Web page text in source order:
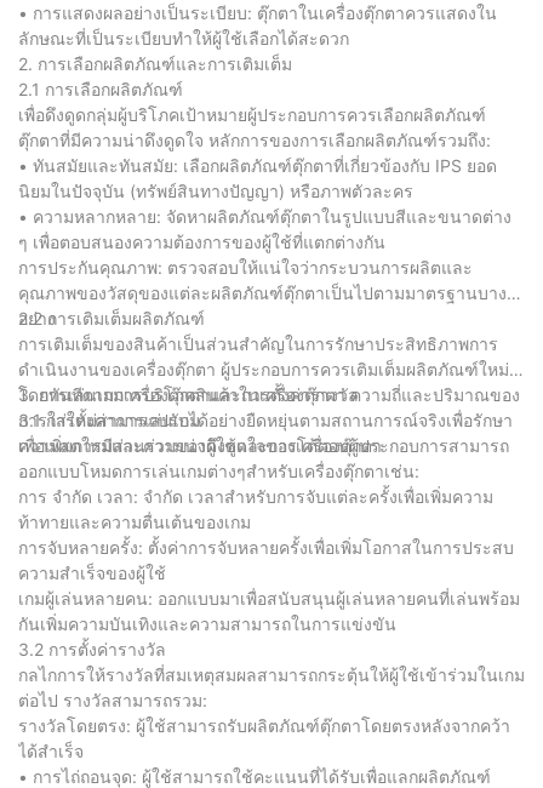
• การแสดงผลอย่างเป็นระเบียบ: ตุ๊กตาในเครื่องตุ๊กตาควรแสดงใน
ลักษณะที่เป็นระเบียบทำให้ผู้ใช้เลือกได้สะดวก
2. การเลือกผลิตภัณฑ์และการเติมเต็ม
2.1 การเลือกผลิตภัณฑ์
เพื่อดึงดูดกลุ่มผู้บริโภคเป้าหมายผู้ประกอบการควรเลือกผลิตภัณฑ์
ตุ๊กตาที่มีความน่าดึงดูดใจ หลักการของการเลือกผลิตภัณฑ์รวมถึง:
• ทันสมัยและทันสมัย: เลือกผลิตภัณฑ์ตุ๊กตาที่เกี่ยวข้องกับ IPS ยอด
นิยมในปัจจุบัน (ทรัพย์สินทางปัญญา) หรือภาพตัวละคร
• ความหลากหลาย: จัดหาผลิตภัณฑ์ตุ๊กตาในรูปแบบสีและขนาดต่าง
ๆ เพื่อตอบสนองความต้องการของผู้ใช้ที่แตกต่างกัน
การประกันคุณภาพ: ตรวจสอบให้แน่ใจว่ากระบวนการผลิตและ
คุณภาพของวัสดุของแต่ละผลิตภัณฑ์ตุ๊กตาเป็นไปตามมาตรฐานบาง
อย่าง
2.2 การเติมเต็มผลิตภัณฑ์
การเติมเต็มของสินค้าเป็นส่วนสำคัญในการรักษาประสิทธิภาพการ
ดำเนินงานของเครื่องตุ๊กตา ผู้ประกอบการควรเติมเต็มผลิตภัณฑ์ใหม่
โดยทันทีตามการบริโภคสินค้าในเครื่องตุ๊กตา ความถี่และปริมาณของ
การใส่ใหม่สามารถปรับได้อย่างยืดหยุ่นตามสถานการณ์จริงเพื่อรักษา
ความสดใหม่และความน่าดึงดูดใจของเครื่องตุ๊กตา
3. การเล่นเกมเครื่องตุ๊กตาและการตั้งค่ารางวัล
3.1 การตั้งค่าการเล่นเกม
เพื่อเพิ่มการมีส่วนร่วมของผู้ใช้และการโต้ตอบผู้ประกอบการสามารถ
ออกแบบโหมดการเล่นเกมต่างๆสำหรับเครื่องตุ๊กตาเช่น:
การ จำกัด เวลา: จำกัด เวลาสำหรับการจับแต่ละครั้งเพื่อเพิ่มความ
ท้าทายและความตื่นเต้นของเกม
การจับหลายครั้ง: ตั้งค่าการจับหลายครั้งเพื่อเพิ่มโอกาสในการประสบ
ความสำเร็จของผู้ใช้
เกมผู้เล่นหลายคน: ออกแบบมาเพื่อสนับสนุนผู้เล่นหลายคนที่เล่นพร้อม
กันเพิ่มความบันเทิงและความสามารถในการแข่งขัน
3.2 การตั้งค่ารางวัล
กลไกการให้รางวัลที่สมเหตุสมผลสามารถกระตุ้นให้ผู้ใช้เข้าร่วมในเกม
ต่อไป รางวัลสามารถรวม:
รางวัลโดยตรง: ผู้ใช้สามารถรับผลิตภัณฑ์ตุ๊กตาโดยตรงหลังจากคว้า
ได้สำเร็จ
• การไถ่ถอนจุด: ผู้ใช้สามารถใช้คะแนนที่ได้รับเพื่อแลกผลิตภัณฑ์